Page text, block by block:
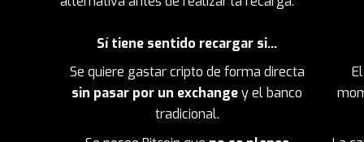
Sí tiene sentido recargar si…
Se quiere gastar cripto de forma directa
sin pasar por un exchangey el banco
tradicional.